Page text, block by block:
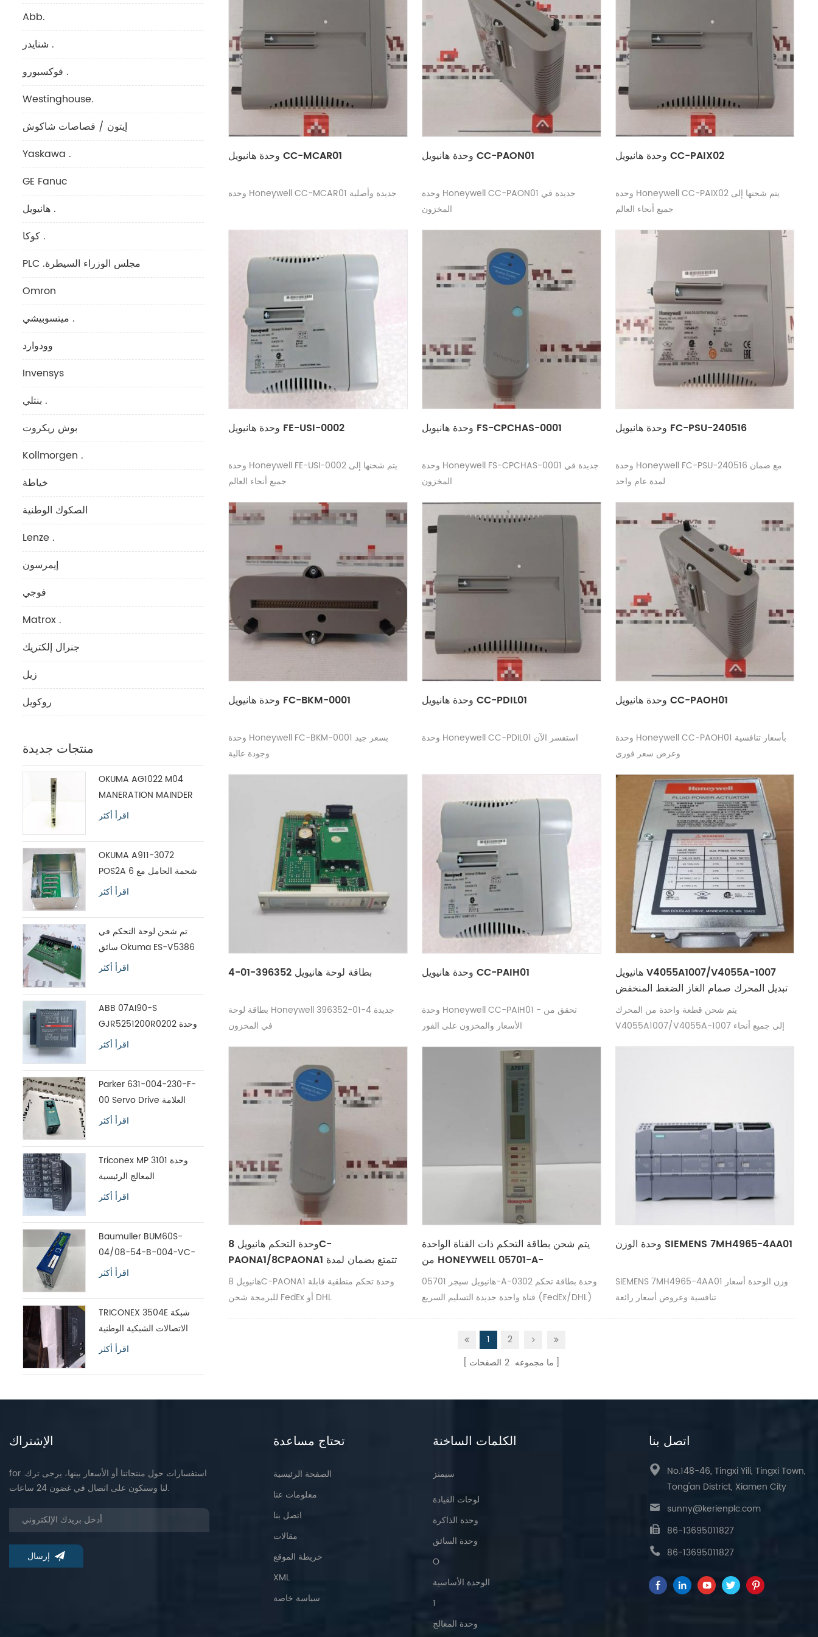
وحدة هانيويل CC-MCAR01
وحدة Honeywell CC-MCAR01 جديدة وأصلية
وحدة هانيويل CC-PAON01
وحدة Honeywell CC-PAON01 جديدة في
المخزون
وحدة هانيويل CC-PAIX02
وحدة Honeywell CC-PAIX02 يتم شحنها إلى
جميع أنحاء العالم
وحدة هانيويل FE-USI-0002
وحدة Honeywell FE-USI-0002 يتم شحنها إلى
جميع أنحاء العالم
وحدة هانيويل FS-CPCHAS-0001
وحدة Honeywell FS-CPCHAS-0001 جديدة في
المخزون
وحدة هانيويل FC-PSU-240516
وحدة Honeywell FC-PSU-240516 مع ضمان
لمدة عام واحد
وحدة هانيويل FC-BKM-0001
وحدة Honeywell FC-BKM-0001 بسعر جيد
وجودة عالية
وحدة هانيويل CC-PDIL01
وحدة Honeywell CC-PDIL01 استفسر الآن
وحدة هانيويل CC-PAOH01
وحدة Honeywell CC-PAOH01 بأسعار تنافسية
وعرض سعر فوري
بطاقة لوحة هانيويل 396352-01-4
بطاقة لوحة Honeywell 396352-01-4 جديدة
في المخزون
وحدة هانيويل CC-PAIH01
وحدة Honeywell CC-PAIH01 - تحقق من
الأسعار والمخزون على الفور
هانيويل V4055A1007/V4055A-1007
تبديل المحرك صمام الغاز الضغط المنخفض
يتم شحن قطعة واحدة من المحرك
V4055A1007/V4055A-1007 إلى جميع أنحاء
وحدة التحكم هانيويل 8C-
PAONA1/8CPAONA1 تتمتع بضمان لمدة
سنة واحدة
هانيويل 8C-PAONA1 وحدة تحكم منطقية قابلة
للبرمجة شحن FedEx أو DHL
يتم شحن بطاقة التحكم ذات القناة الواحدة
من HONEYWELL 05701-A-
0302/05701A0302 إلى جميع أنحاء البلاد
هانيويل سيجر 05701-A-0302 وحدة بطاقة تحكم
قناة واحدة جديدة التسليم السريع (FedEx/DHL)
وحدة الوزن SIEMENS 7MH4965-4AA01
SIEMENS 7MH4965-4AA01 وزن الوحدة أسعار
تنافسية وعروض أسعار رائعة
1
2
ما مجموعه 2 الصفحات
Abb.
شنايدر .
فوكسبورو .
Westinghouse.
إيتون / قصاصات شاكوش
Yaskawa .
GE Fanuc
هانيويل .
كوكا .
PLC .مجلس الوزراء السيطرة
Omron
ميتسوبيشي .
وودوارد
Invensys
بنتلي .
بوش ريكروت
Kollmorgen .
خياطة
الصكوك الوطنية
Lenze .
إيمرسون
فوجي
Matrox .
جنرال إلكتريك
زيل
روكويل
منتجات جديدة
OKUMA AG1022 M04
MANERATION MAINDER
MODULE H1102P-2
اقرأ أكثر
OKUMA A911-3072
POS2A 6 شحمة الحامل مع
اللوحة ES-V5390اقرأ أكثر
تم شحن لوحة التحكم في
سائق Okuma ES-V5386
بين عشية وضحاها
اقرأ أكثر
ABB 07AI90-S
GJR5251200R0202 وحدة
إدخال تحليل وحدة التحكم
اقرأ أكثر
Parker 631-004-230-F-
00 Servo Drive العلامة
التجارية الأصلية الجديدة
اقرأ أكثر
Triconex MP 3101 وحدة
المعالج الرئيسية
اقرأ أكثر
Baumuller BUM60S-
04/08-54-B-004-VC-
A0-00-1113-00 محرك
اقرأ أكثر
TRICONEX 3504E شبكة
الاتصالات الشبكية الوطنية
الشحن السريع
اقرأ أكثر
الإشتراك
for .استفسارات حول منتجاتنا أو الأسعار بينها، يرجى ترك
لنا وسنكون على اتصال في غضون 24 ساعات.
تحتاج مساعدة
الصفحة الرئيسية
معلومات عنا
اتصل بنا
مقالات
خريطة الموقع
XML
سياسة خاصة
الكلمات الساخنة
سيمنز
لوحات القيادة
وحدة الذاكرة
وحدة السائق
O
الوحدة الأساسية
1
وحدة المعالج
اتصل بنا
No.148-46, Tingxi Yili, Tingxi Town,
Tong'an District, Xiamen City
sunny@kerienplc.com
86-13695011827
86-13695011827